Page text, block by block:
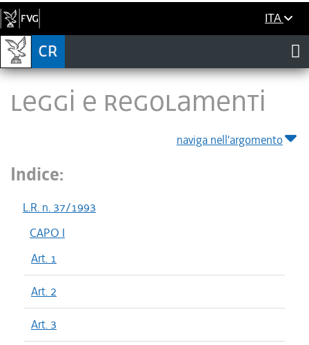
ITA
LEGGI E REGOLAMENTI
naviga nell'argomento
Indice:
L.R. n. 37/1993
CAPO I
Art. 1
Art. 2
Art. 3